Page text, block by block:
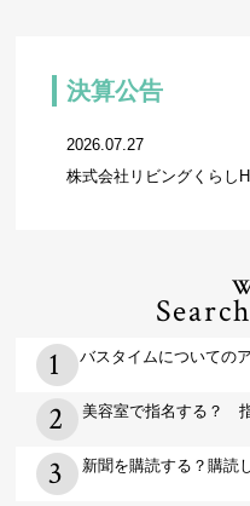
決算公告
2026.07.27
株式会社リビングくらし
バスタイムについての
美容室で指名する？
新聞を購読する？購読